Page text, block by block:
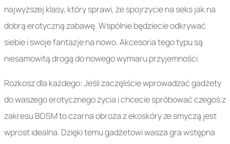
najwyższej klasy, który sprawi, że spojrzycie na seks jak na
dobrą erotyczną zabawę. Wspólnie będziecie odkrywać
siebie i swoje fantazje na nowo. Akcesoria tego typu są
niesamowitą drogą do nowego wymiaru przyjemności.
Rozkosz dla każdego: Jeśli zaczęliście wprowadzać gadżety
do waszego erotycznego życia i chcecie spróbować czegoś z
zakresu BDSM to czarna obroża z ekoskóry ze smyczą jest
wprost idealna. Dzięki temu gadżetowi wasza gra wstępna